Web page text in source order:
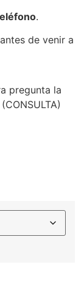
.
de venir a
pregunta la